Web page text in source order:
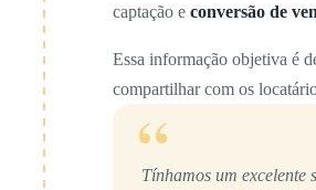
captação e conversão de
Essa informação objetiva é
compartilhar com os
“
Tínhamos um excelente